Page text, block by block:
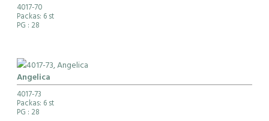
4017-70
Packas: 6 st
PG : 28
Angelica
4017-73
Packas: 6 st
PG : 28